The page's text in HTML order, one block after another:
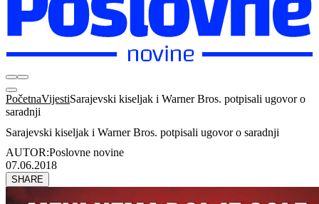
PočetnaVijestiSarajevski kiseljak i Warner Bros. potpisali ugovor o
saradnji
Sarajevski kiseljak i Warner Bros. potpisali ugovor o saradnji
AUTOR:Poslovne novine
07.06.2018
SHARE